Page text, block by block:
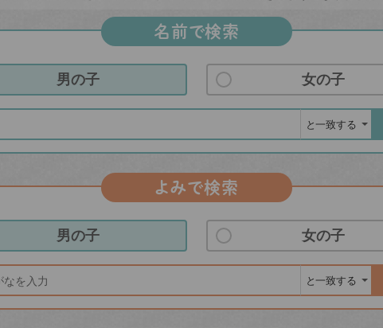
名前で検索
男の子 女の子
よみで検索
男の子 女の子